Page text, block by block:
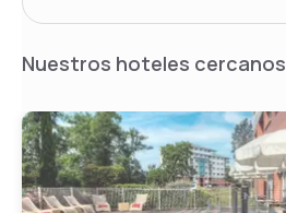
Nuestros hoteles cercanos